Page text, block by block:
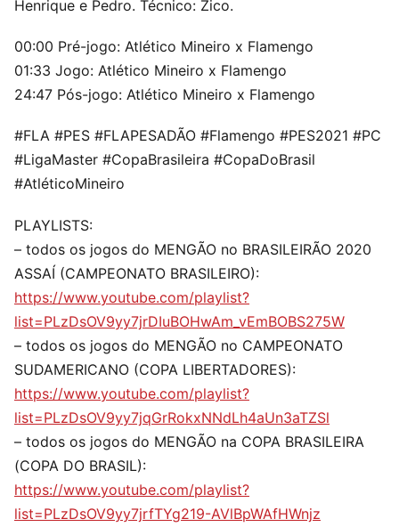
Henrique e Pedro. Técnico: Zico.
00:00 Pré-jogo: Atlético Mineiro x Flamengo
01:33 Jogo: Atlético Mineiro x Flamengo
24:47 Pós-jogo: Atlético Mineiro x Flamengo
#FLA #PES #FLAPESADÃO #Flamengo #PES2021 #PC
#LigaMaster #CopaBrasileira #CopaDoBrasil
#AtléticoMineiro
PLAYLISTS:
– todos os jogos do MENGÃO no BRASILEIRÃO 2020
ASSAÍ (CAMPEONATO BRASILEIRO):
https://www.youtube.com/playlist?
list=PLzDsOV9yy7jrDIuBOHwAm_vEmBOBS275W
– todos os jogos do MENGÃO no CAMPEONATO
SUDAMERICANO (COPA LIBERTADORES):
https://www.youtube.com/playlist?
list=PLzDsOV9yy7jqGrRokxNNdLh4aUn3aTZSl
– todos os jogos do MENGÃO na COPA BRASILEIRA
(COPA DO BRASIL):
https://www.youtube.com/playlist?
list=PLzDsOV9yy7jrfTYg219-AVlBpWAfHWnjz